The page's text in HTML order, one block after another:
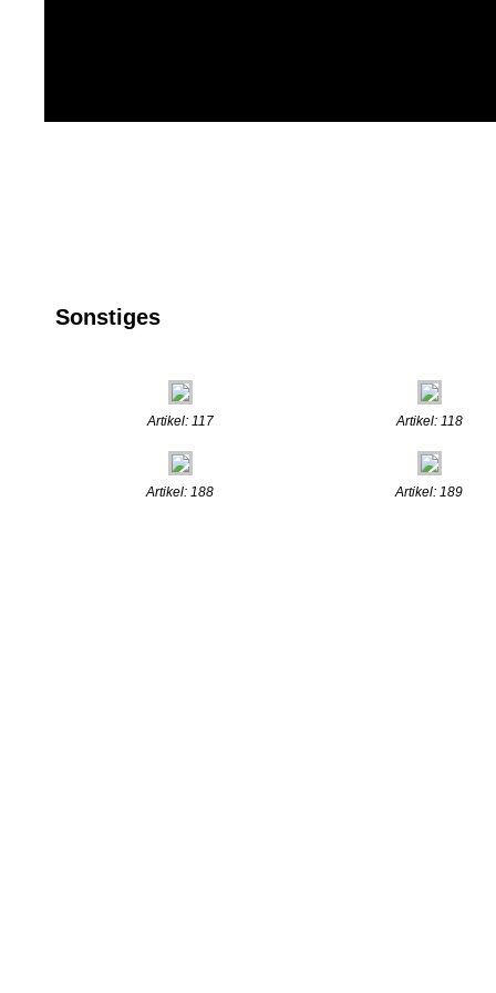
Sonstiges
Artikel: 117 Artikel: 118
Artikel: 188 Artikel: 189